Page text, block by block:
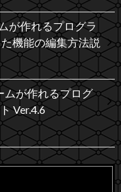
が作れるプログラ
機能の編集方法説
ムが作れるプログ
Ver.4.6